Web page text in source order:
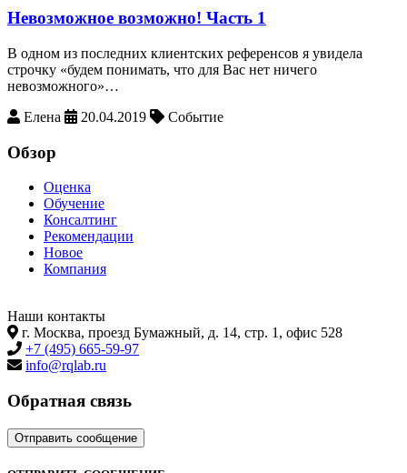
Невозможное возможно! Часть 1
В одном из последних клиентских референсов я увидела
строчку «будем понимать, что для Вас нет ничего
невозможного»…
Елена
20.04.2019 Событие
Обзор
Оценка
Обучение
Консалтинг
Рекомендации
Новое
Компания
Наши контакты
г. Москва, проезд Бумажный, д. 14, стр. 1, офис 528
+7 (495) 665-59-97
info@rqlab.ru
Обратная связь
Отправить сообщение